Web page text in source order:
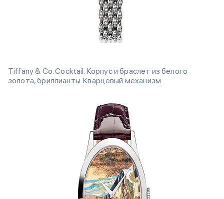
Tiffany & Co. Cocktail. Корпус и браслет из белого
золота, бриллианты. Кварцевый механизм